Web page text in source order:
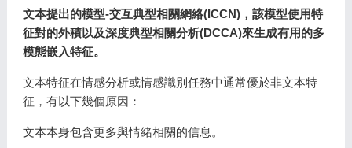
文本提出的模型-交互典型相關網絡(ICCN)，該模型使用特
征對的外積以及深度典型相關分析(DCCA)來生成有用的多
模態嵌入特征。
文本特征在情感分析或情感識別任務中通常優於非文本特
征，有以下幾個原因：
文本本身包含更多與情緒相關的信息。